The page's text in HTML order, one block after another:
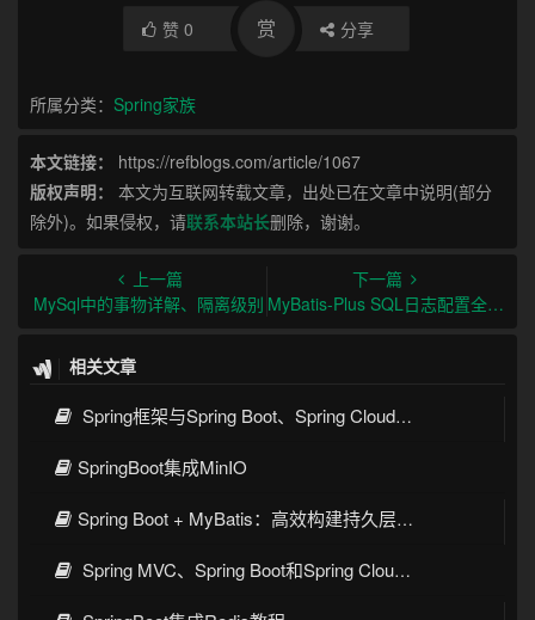
赞 0 赏 分享
所属分类： Spring家族
本文链接：
https://refblogs.com/article/1067
版权声明：
本文为互联网转载文章，出处已在文章中说明(部分
除外)。如果侵权，请联系本站长删除，谢谢。
上一篇
MySql中的事物详解、隔离级别
下一篇
MyBatis-Plus SQL日志配置全 - 控制台输出与日志文件记录指南
相关文章
Spring框架与Spring Boot、Spring Cloud核心区别及技术演进
SpringBoot集成MinIO
Spring Boot + MyBatis：高效构建持久层的最佳实践
Spring MVC、Spring Boot和Spring Cloud三者区别和联系